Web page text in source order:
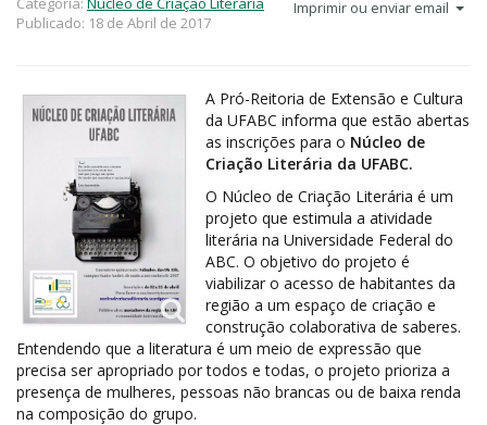
Imprimir ou enviar email
Publicado: 18 de Abril de 2017
A Pró-Reitoria de Extensão e Cultura
da UFABC informa que estão abertas
as inscrições para o Núcleo de
Criação Literária da UFABC.
O Núcleo de Criação Literária é um
projeto que estimula a atividade
literária na Universidade Federal do
ABC. O objetivo do projeto é
viabilizar o acesso de habitantes da
região a um espaço de criação e
construção colaborativa de saberes.
Entendendo que a literatura é um meio de expressão que
precisa ser apropriado por todos e todas, o projeto prioriza a
presença de mulheres, pessoas não brancas ou de baixa renda
na composição do grupo.